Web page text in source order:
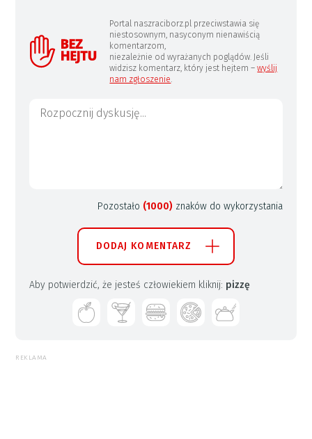
Portal naszraciborz.pl przeciwstawia się
niestosownym, nasyconym nienawiścią
komentarzom,
niezależnie od wyrażanych poglądów. Jeśli
widzisz komentarz, który jest hejtem –wyślij
nam zgłoszenie
Pozostało (1000) znaków do wykorzystania
DODAJ KOMENTARZ
Aby potwierdzić, że jesteś człowiekiem kliknij: pizzę
REKLAMA